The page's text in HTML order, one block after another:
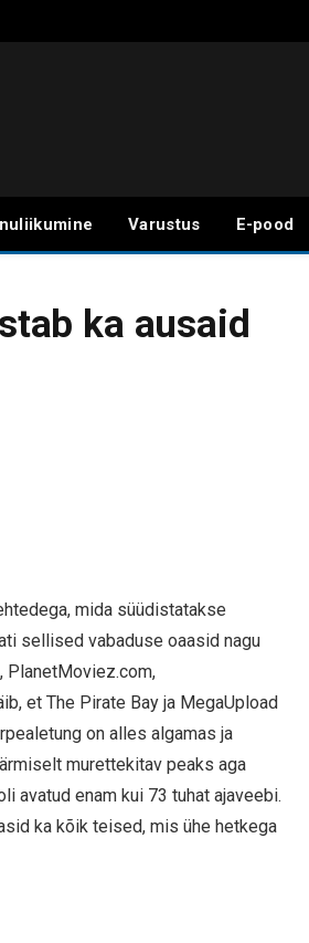
Varustus E-pood
ka ausaid
mida süüdistatakse
sellised vabaduse oaasid nagu
PlanetMoviez.com,
et The Pirate Bay ja MegaUpload
on alles algamas ja
murettekitav peaks aga
avatud enam kui 73 tuhat ajaveebi.
ka kõik teised, mis ühe hetkega